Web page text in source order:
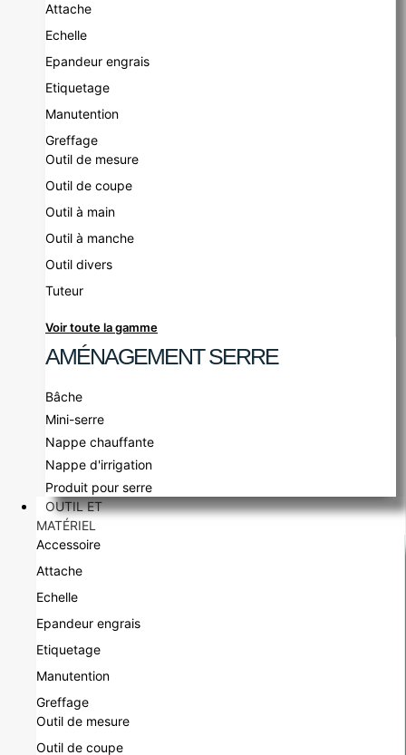
Attache
Echelle
Epandeur engrais
Etiquetage
Manutention
Greffage
Outil de mesure
Outil de coupe
Outil à main
Outil à manche
Outil divers
Tuteur
Voir toute la gamme
AMÉNAGEMENT SERRE
Bâche
Mini-serre
Nappe chauffante
Nappe d'irrigation
Produit pour serre
OUTIL ET
MATÉRIEL
Accessoire
Attache
Echelle
Epandeur engrais
Etiquetage
Manutention
Greffage
Outil de mesure
Outil de coupe